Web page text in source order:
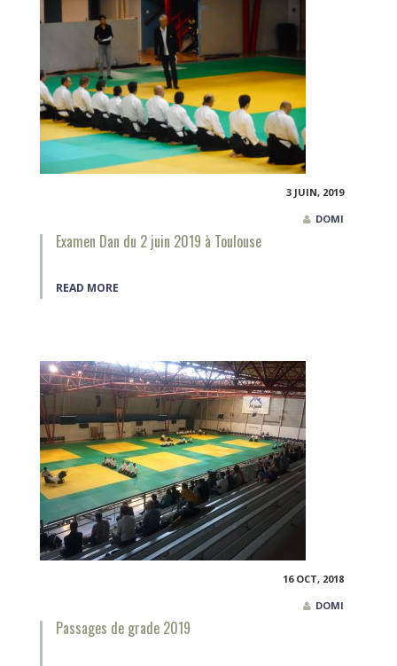
3 JUIN, 2019
DOMI
Examen Dan du 2 juin 2019 à Toulouse
READ MORE
16 OCT, 2018
DOMI
Passages de grade 2019